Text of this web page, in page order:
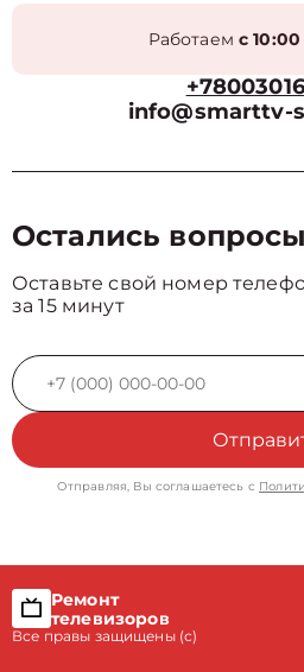
Работаем с
info@smarttv-
Остались
Оставьте свой номер
за 15 минут
Отправляя, Вы соглашаетесь с
Ремонт
телевизоров
Все правы защищены (с)